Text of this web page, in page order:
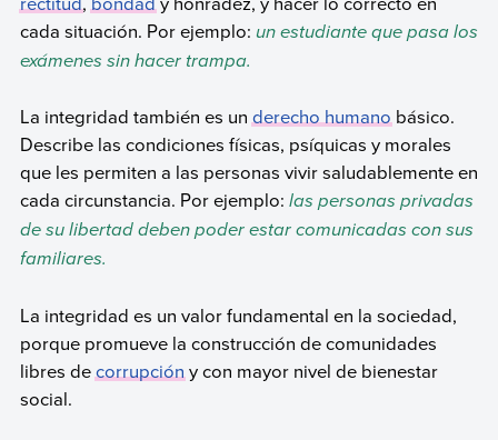
cada situación. Por ejemplo: un estudiante que pasa los
exámenes sin hacer trampa.
La integridad también es underecho humanobásico.
Describe las condiciones físicas, psíquicas y morales
que les permiten a las personas vivir saludablemente en
cada circunstancia. Por ejemplo: las personas privadas
de su libertad deben poder estar comunicadas con sus
familiares.
La integridad es un valor fundamental en la sociedad,
porque promueve la construcción de comunidades
libres decorrupcióny con mayor nivel de bienestar
social.